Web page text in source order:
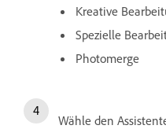
Kreative
Spezielle
Photomerge
Wähle den